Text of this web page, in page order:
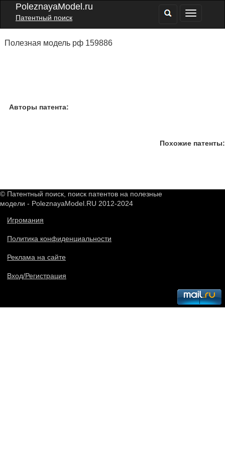
PoleznayaModel.ru
Патентный поиск
Полезная модель рф 159886
Авторы патента:
Похожие патенты:
© Патентный поиск, поиск патентов на полезные
модели - PoleznayaModel.RU 2012-2024
Игромания
Политика конфиденциальности
Реклама на сайте
Вход/Регистрация